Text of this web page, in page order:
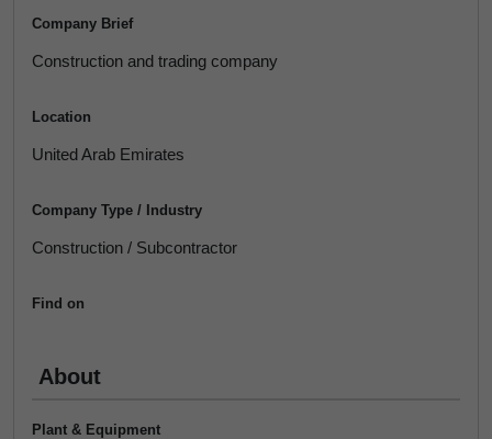
Company Brief
Construction and trading company
Location
United Arab Emirates
Company Type / Industry
Construction / Subcontractor
Find on
About
Plant & Equipment